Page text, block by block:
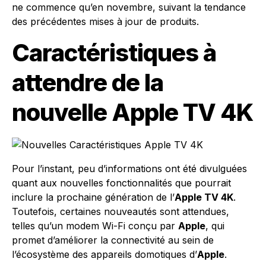
ne commence qu’en novembre, suivant la tendance
des précédentes mises à jour de produits.
Caractéristiques à
attendre de la
nouvelle Apple TV 4K
Pour l’instant, peu d’informations ont été divulguées
quant aux nouvelles fonctionnalités que pourrait
inclure la prochaine génération de l’Apple TV 4K.
Toutefois, certaines nouveautés sont attendues,
telles qu’un modem Wi-Fi conçu par Apple, qui
promet d’améliorer la connectivité au sein de
l’écosystème des appareils domotiques d’Apple.